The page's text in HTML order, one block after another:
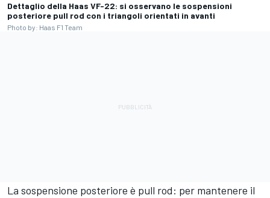
Dettaglio della Haas VF-22: si osservano le sospensioni
posteriore pull rod con i triangoli orientati in avanti
Photo by: Haas F1 Team
La sospensione posteriore è pull rod: per mantenere il